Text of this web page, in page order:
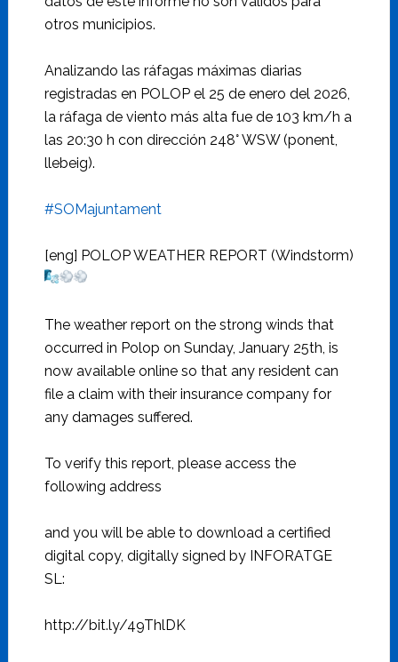
otros municipios.
Analizando las ráfagas máximas diarias
registradas en POLOP el 25 de enero del 2026,
la ráfaga de viento más alta fue de 103 km/h a
las 20:30 h con dirección 248° WSW (ponent,
llebeig).
#SOMajuntament
[eng] POLOP WEATHER REPORT (Windstorm)
The weather report on the strong winds that
occurred in Polop on Sunday, January 25th, is
now available online so that any resident can
file a claim with their insurance company for
any damages suffered.
To verify this report, please access the
following address
and you will be able to download a certified
digital copy, digitally signed by INFORATGE
SL:
http://bit.ly/49ThlDK